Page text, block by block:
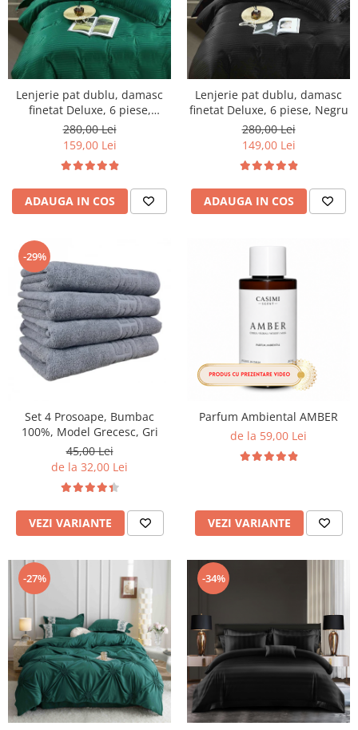
Lenjerie pat dublu, damasc
finetat Deluxe, 6 piese,
cearceaf pat cu elastic, Verde
280,00 Lei
159,00 Lei
ADAUGA IN COS
Lenjerie pat dublu, damasc
finetat Deluxe, 6 piese, Negru
280,00 Lei
149,00 Lei
ADAUGA IN COS
-29%
Set 4 Prosoape, Bumbac
100%, Model Grecesc, Gri
45,00 Lei
de la 32,00 Lei
VEZI VARIANTE
Parfum Ambiental AMBER
de la 59,00 Lei
VEZI VARIANTE
-27% -34%